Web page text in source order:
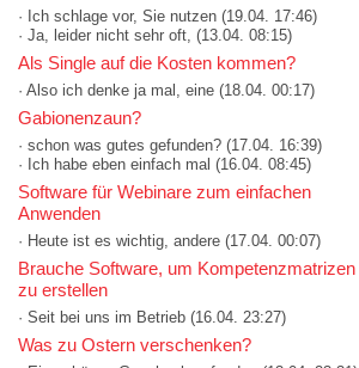
· Ich schlage vor, Sie nutzen (19.04. 17:46)
· Ja, leider nicht sehr oft, (13.04. 08:15)
Als Single auf die Kosten kommen?
· Also ich denke ja mal, eine (18.04. 00:17)
Gabionenzaun?
· schon was gutes gefunden? (17.04. 16:39)
· Ich habe eben einfach mal (16.04. 08:45)
Software für Webinare zum einfachen
Anwenden
· Heute ist es wichtig, andere (17.04. 00:07)
Brauche Software, um Kompetenzmatrizen
zu erstellen
· Seit bei uns im Betrieb (16.04. 23:27)
Was zu Ostern verschenken?